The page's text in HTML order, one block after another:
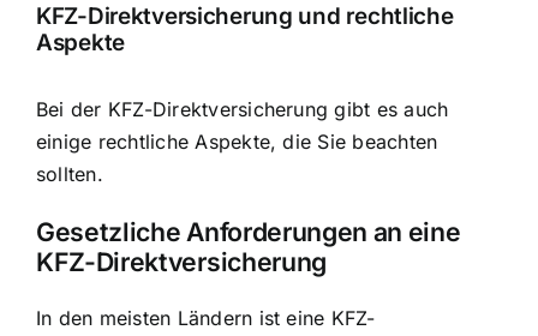
KFZ-Direktversicherung und rechtliche
Aspekte
Bei der KFZ-Direktversicherung gibt es auch
einige rechtliche Aspekte, die Sie beachten
sollten.
Gesetzliche Anforderungen an eine
KFZ-Direktversicherung
In den meisten Ländern ist eine KFZ-